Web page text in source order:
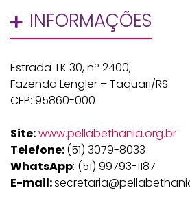
INFORMAÇÕES
Estrada TK 30, nº 2400,
Fazenda Lengler – Taquari/RS
CEP: 95860-000
Site:www.pellabethania.org.br
Telefone:(51) 3079-8033
WhatsApp: (51) 99793-1187
E-mail: